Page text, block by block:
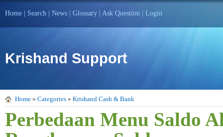
Home Search News Glossary Ask Question Login
Krishand Support
Home » Categories » Krishand Cash & Bank
Perbedaan Menu Saldo